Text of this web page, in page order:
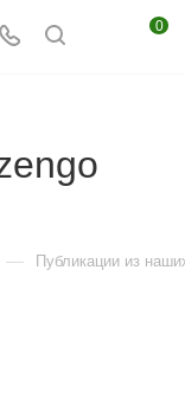
0
— Публикации из